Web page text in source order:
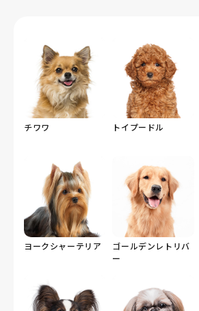
チワワ トイプードル
ヨークシャーテリア
ゴールデンレトリバ
ー